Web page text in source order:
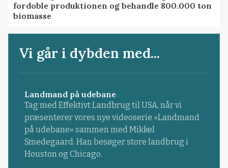
fordoble produktionen og behandle 800.000 ton
biomasse
Vi går i dybden med...
Landmand på udebane
Tag med Effektivt Landbrug til USA, når vi
præsenterer vores nye videoserie »Landmand
på udebane« sammen med Mikkel
Smedegaard. Han besøger store landbrug i
Houston og Chicago.